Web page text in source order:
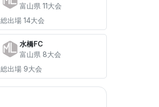
富山県 11大会
総出場 14大会
水橋FC
富山県 8大会
総出場 9大会